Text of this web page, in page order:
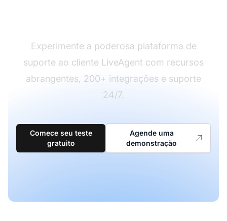
Experimente a poderosa plataforma de
suporte ao cliente LiveAgent com recursos
abrangentes, 200+ integrações e suporte
24/7.
Comece seu teste
gratuito
Agende uma
demonstração